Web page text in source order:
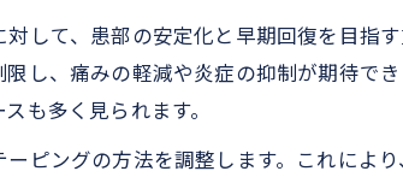
ーピングの最適な貼り方と安定力維持のコ
おける整骨院テーピング期間の考え方
つけたい管理ポイント
ピングの日常管理で再発リスクを減らす
して、患部の安定化と早期回復を目指
し、痛みの軽減や炎症の抑制が期待で
も多く見られます。
ピングの方法を調整します。これによ